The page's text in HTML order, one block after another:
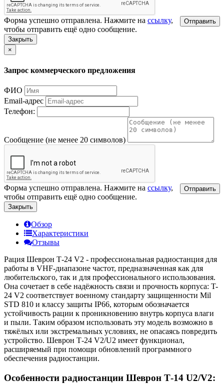
Отправить
Форма успешно отправлена. Нажмите на ссылку,
чтобы отправить ещё одно сообщение.
Закрыть
×
Запрос коммерческого предложения
ФИО
Email-адрес
Телефон:
Сообщение (не менее 20 символов)
Отправить
Форма успешно отправлена. Нажмите на ссылку,
чтобы отправить ещё одно сообщение.
Закрыть
Обзор
Характеристики
Отзывы
Рация Шеврон Т-24 V2 - профессиональная радиостанция для
работы в VHF-диапазоне частот, предназначенная как для
любительского, так и для профессионального использования.
Она сочетает в себе надёжность связи и прочность корпуса: T-
24 V2 соответствует военному стандарту защищенности Mil
STD 810 и классу защиты IP66, которым обозначается
устойчивость рации к проникновению внутрь корпуса влаги
и пыли. Таким образом использовать эту модель возможно в
тяжёлых или экстремальных условиях, не опасаясь повредить
устройство. Шеврон Т-24 V2/U2 имеет функционал,
расширяемый при помощи обновлений программного
обеспечения радиостанции.
Особенности радиостанции Шеврон Т-14 U2/V2: